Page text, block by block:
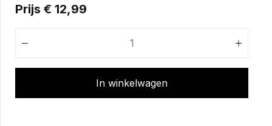
Prijs € 12,99
In winkelwagen